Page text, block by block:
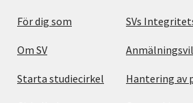
För dig som
Om SV
Starta studiecirkel
SVs
Hantering av